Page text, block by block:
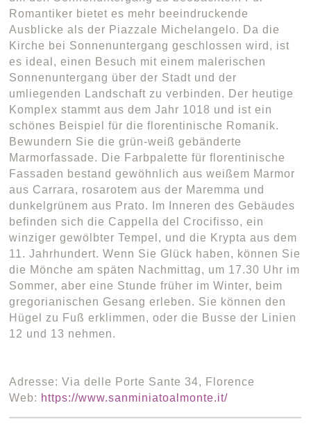
Romantiker bietet es mehr beeindruckende
Ausblicke als der Piazzale Michelangelo. Da die
Kirche bei Sonnenuntergang geschlossen wird, ist
es ideal, einen Besuch mit einem malerischen
Sonnenuntergang über der Stadt und der
umliegenden Landschaft zu verbinden. Der heutige
Komplex stammt aus dem Jahr 1018 und ist ein
schönes Beispiel für die florentinische Romanik.
Bewundern Sie die grün-weiß gebänderte
Marmorfassade. Die Farbpalette für florentinische
Fassaden bestand gewöhnlich aus weißem Marmor
aus Carrara, rosarotem aus der Maremma und
dunkelgrünem aus Prato. Im Inneren des Gebäudes
befinden sich die Cappella del Crocifisso, ein
winziger gewölbter Tempel, und die Krypta aus dem
11. Jahrhundert. Wenn Sie Glück haben, können Sie
die Mönche am späten Nachmittag, um 17.30 Uhr im
Sommer, aber eine Stunde früher im Winter, beim
gregorianischen Gesang erleben. Sie können den
Hügel zu Fuß erklimmen, oder die Busse der Linien
12 und 13 nehmen.
Adresse: Via delle Porte Sante 34, Florence
Web: https://www.sanminiatoalmonte.it/